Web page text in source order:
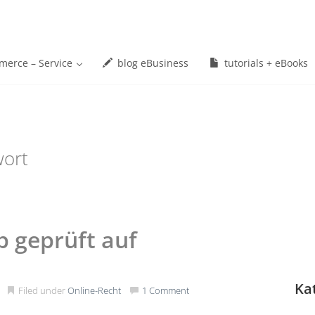
– Service blog eBusiness tutorials + eBooks
geprüft auf
Filed underOnline-Recht 1 Comment